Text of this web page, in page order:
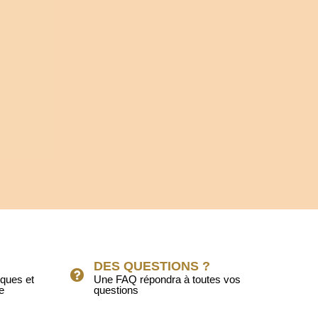
et
DES QUESTIONS ?
Une FAQ répondra à toutes vos
questions